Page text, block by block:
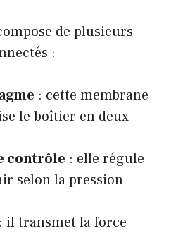
de plusieurs
:
: cette membrane
le boîtier en deux
contrôle : elle régule
selon la pression
: il transmet la force